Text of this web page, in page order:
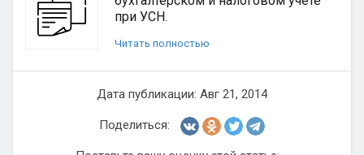
при УСН.
Читать полностью
Дата публикации: Авг 21, 2014
Поделиться: